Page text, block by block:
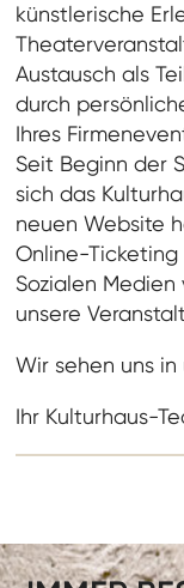
künstlerische
Austausch als
durch
Ihres
Seit Beginn der
sich das
neuen Website
Online-
Sozialen
unsere
Wir sehen uns in
Ihr Kulturhaus-